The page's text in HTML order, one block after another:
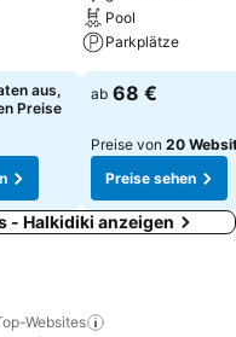
aus,
Preise
Pool
Parkplätze
ab 68 €
Preise von 20
Preise sehen
- Halkidiki anzeigen
Websites